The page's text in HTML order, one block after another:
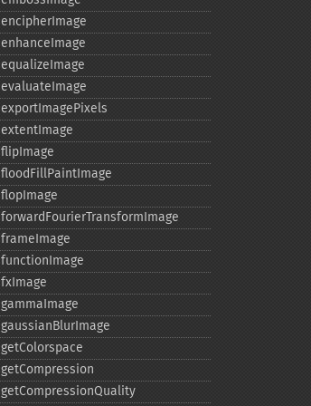
encipherImage
enhanceImage
equalizeImage
evaluateImage
exportImagePixels
extentImage
flipImage
floodFillPaintImage
flopImage
forwardFourierTransformImage
frameImage
functionImage
fxImage
gammaImage
gaussianBlurImage
getColorspace
getCompression
getCompressionQuality